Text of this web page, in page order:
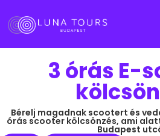
3 órás E-
Bérelj magadnak scootert és
órás scooter kölcsönzés, ami
Budapest